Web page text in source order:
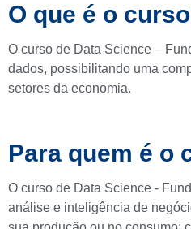
O que é o
O curso de Data Science –
dados, possibilitando uma
setores da economia.
Para quem é o
O curso de Data Science -
análise e inteligência de